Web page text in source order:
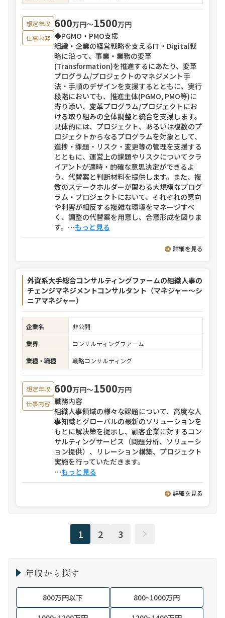
想定年収 600万円〜1500万円
仕事内容 ◆PGMO・PMO支援
組織・企業の経営戦略を支えるIT・Digital戦
略に沿って、事業・業務の変革
(Transformation)を推進するにあたり、変革
プログラム/プロジェクトのマネジメント手
法・手順のデザインを支援するとともに、実行
段階においても、推進主体(PGMO, PMO等)に
寄り添い、変革プログラム/プロジェクトにお
ける取り組みの全体調整と統合を支援します。
具体的には、プロジェクト、あるいは複数のプ
ロジェクトからなるプログラムを対象として、
進捗・課題・リスク・変更等の管理を支援する
とともに、運営上の課題やリスクについてクラ
イアントが適時・的確な意思決定ができるよ
う、代替案と判断材料を提供します。また、複
数のステークホルダーが関わる大規模なプログ
ラム・プロジェクトにおいて、それぞれの意向
や利害が相反する複雑な環境をマネージすべ
く、調整の代替案を用意し、合意形成を図りま
す。 ⋯もっと見る
詳細を見る
外資系大手総合コンサルティングファームの組織人事の
チェンジマネジメントコンサルタント（マネジャー～シ
ニアマネジャー）
企業名
非公開
業界
コンサルティングファーム
業種・職種
戦略コンサルティング
想定年収 600万円〜1500万円
仕事内容 職務内容
組織人事領域の様々な課題について、高度な人
事知識とグローバルの最新のソリューションを
もとに解決策を提示し、顧客企業に対するコン
サルティングサービス（問題分析、ソリューシ
ョン提供）、リレーション構築、プロジェクト
実施を行っていただきます。
⋯もっと見る
詳細を見る
1 2 3
年収から探す
800万円以下
800~1000万円